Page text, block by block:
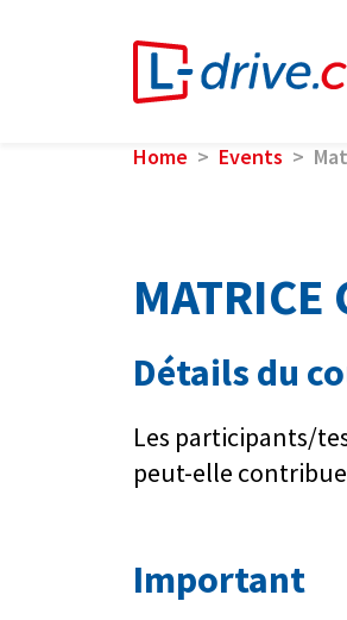
Home Events
MATRICE
Détails du
Les participants/
peut-elle
Important